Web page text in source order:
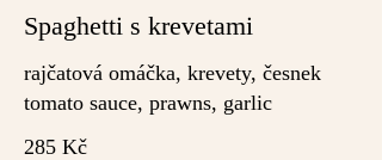
Spaghetti s krevetami
rajčatová omáčka, krevety, česnek
tomato sauce, prawns, garlic
285 Kč